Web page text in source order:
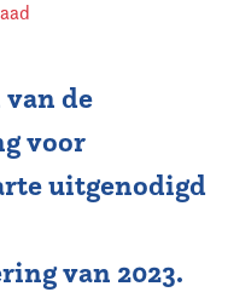
de
voor
uitgenodigd
van 2023.